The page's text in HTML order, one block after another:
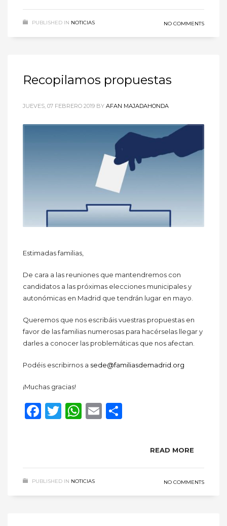
PUBLISHED IN NOTICIAS NO COMMENTS
Recopilamos propuestas
JUEVES, 07 FEBRERO 2019 BY AFAN MAJADAHONDA
Estimadas familias,
De cara a las reuniones que mantendremos con
candidatos a las próximas elecciones municipales y
autonómicas en Madrid que tendrán lugar en mayo.
Queremos que nos escribáis vuestras propuestas en
favor de las familias numerosas para hacérselas llegar y
darles a conocer las problemáticas que nos afectan.
Podéis escribirnos a sede@familiasdemadrid.org
¡Muchas gracias!
Facebook
Twitter
WhatsApp
Email
READ MORE
PUBLISHED IN NOTICIAS NO COMMENTS